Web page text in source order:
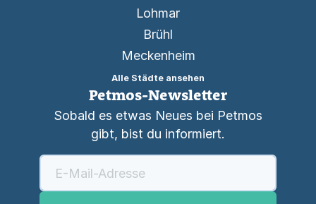
Lohmar
Brühl
Meckenheim
Alle Städte ansehen
Petmos-Newsletter
Sobald es etwas Neues bei Petmos
gibt, bist du informiert.